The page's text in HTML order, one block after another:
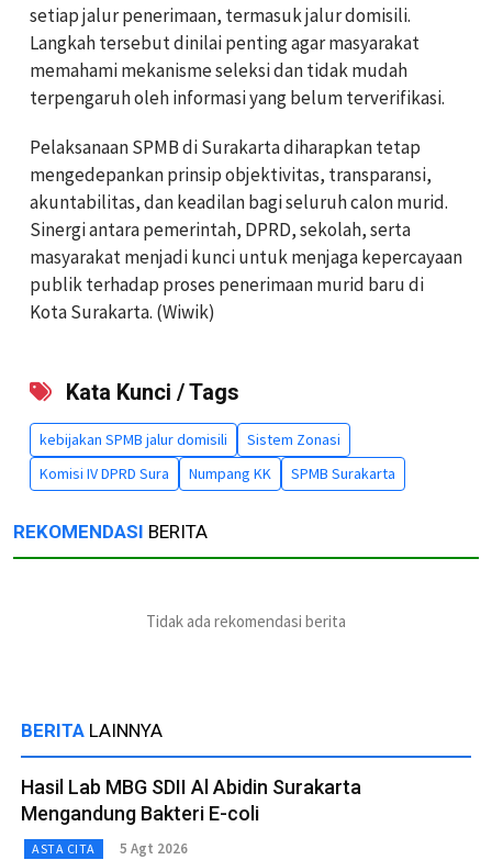
setiap jalur penerimaan, termasuk jalur domisili.
Langkah tersebut dinilai penting agar masyarakat
memahami mekanisme seleksi dan tidak mudah
terpengaruh oleh informasi yang belum terverifikasi.
Pelaksanaan SPMB di Surakarta diharapkan tetap
mengedepankan prinsip objektivitas, transparansi,
akuntabilitas, dan keadilan bagi seluruh calon murid.
Sinergi antara pemerintah, DPRD, sekolah, serta
masyarakat menjadi kunci untuk menjaga kepercayaan
publik terhadap proses penerimaan murid baru di
Kota Surakarta. (Wiwik)
Kata Kunci / Tags
kebijakan SPMB jalur domisili
Sistem Zonasi
Komisi IV DPRD Sura
Numpang KK SPMB Surakarta
REKOMENDASI BERITA
Tidak ada rekomendasi berita
BERITA LAINNYA
Hasil Lab MBG SDII Al Abidin Surakarta
Mengandung Bakteri E-coli
ASTA CITA 5 Agt 2026